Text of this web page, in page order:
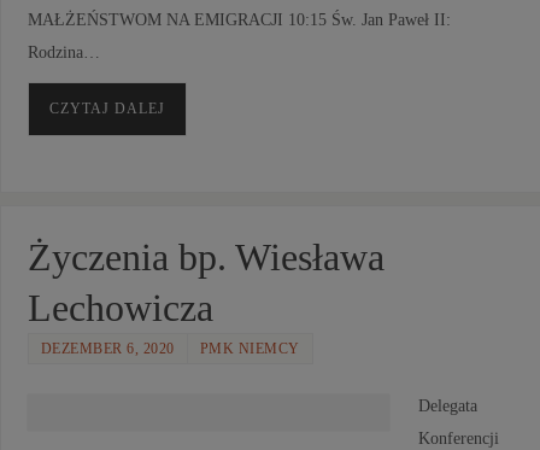
MAŁŻEŃSTWOM NA EMIGRACJI 10:15 Św. Jan Paweł II:
Rodzina…
CZYTAJ DALEJ
Życzenia bp. Wiesława
Lechowicza
DEZEMBER 6, 2020 PMK NIEMCY
Delegata
Konferencji